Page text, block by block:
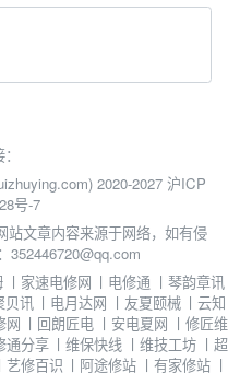
2020-2027 沪ICP
号-7
站文章内容来源于网络，如有侵
352446720@qq.com
丨 家速电修网 丨 电修通 丨琴韵章讯
贝讯 丨 电月达网 丨 友夏颐械 丨云知
网 丨 回朗匠电 丨 安电夏网 丨 修匠维
通分享 丨维保快线 丨维技工坊 丨 超
艺修百识 丨 阿途修站 丨 有家修站 丨